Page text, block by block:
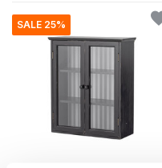
SALE 25%